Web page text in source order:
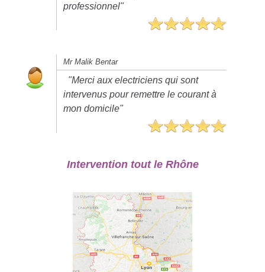
professionnel"
Mr Malik Bentar
"Merci aux electriciens qui sont
intervenus pour remettre le courant à
mon domicile"
Intervention tout le Rhône